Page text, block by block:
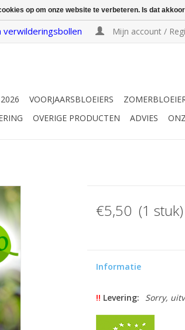
verwilderingsbollen Mijn account /
VOORJAARSBLOEIERS
OVERIGE PRODUCTEN ADVIES
€5,50 (1 stuk)
Informatie
!! Levering: Sorry,
op om onze website te verbeteren. Is dat